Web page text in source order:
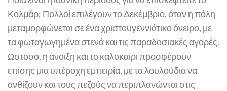
Κολμάρ; Πολλοί επιλέγουν το Δεκέμβριο, όταν η πόλη
μεταμορφώνεται σε ένα χριστουγεννιάτικο όνειρο, με
τα φωταγωγημένα στενά και τις παραδοσιακές αγορές.
Ωστόσο, η άνοιξη και το καλοκαίρι προσφέρουν
επίσης μια υπέροχη εμπειρία, με τα λουλούδια να
ανθίζουν και τους πεζούς να περιπλανώνται στις